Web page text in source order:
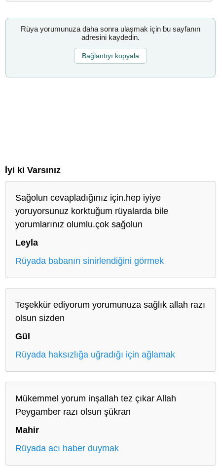
Rüya yorumunuza daha sonra ulaşmak için bu sayfanın
adresini kaydedin.
Bağlantıyı kopyala
İyi ki Varsınız
Sağolun cevapladığınız için.hep iyiye
yoruyorsunuz korktuğum rüyalarda bile
yorumlarınız olumlu.çok sağolun
Leyla
Rüyada babanın sinirlendiğini görmek
Teşekkür ediyorum yorumunuza sağlık allah razı
olsun sizden
Gül
Rüyada haksızlığa uğradığı için ağlamak
Mükemmel yorum inşallah tez çıkar Allah
Peygamber razı olsun şükran
Mahir
Rüyada acı haber duymak